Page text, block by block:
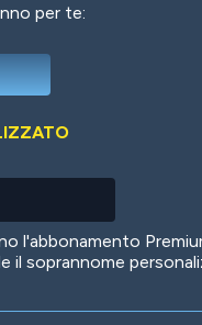
per te:
l'abbonamento
il soprannome